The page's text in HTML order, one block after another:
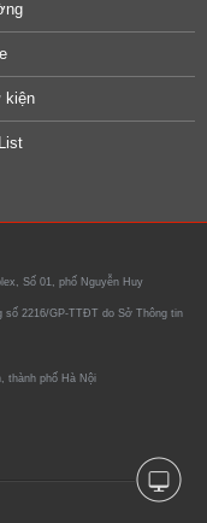
kiện
Số 01, phố Nguyễn Huy
số 2216/GP-TTĐT do Sở Thông tin
thành phố Hà Nội